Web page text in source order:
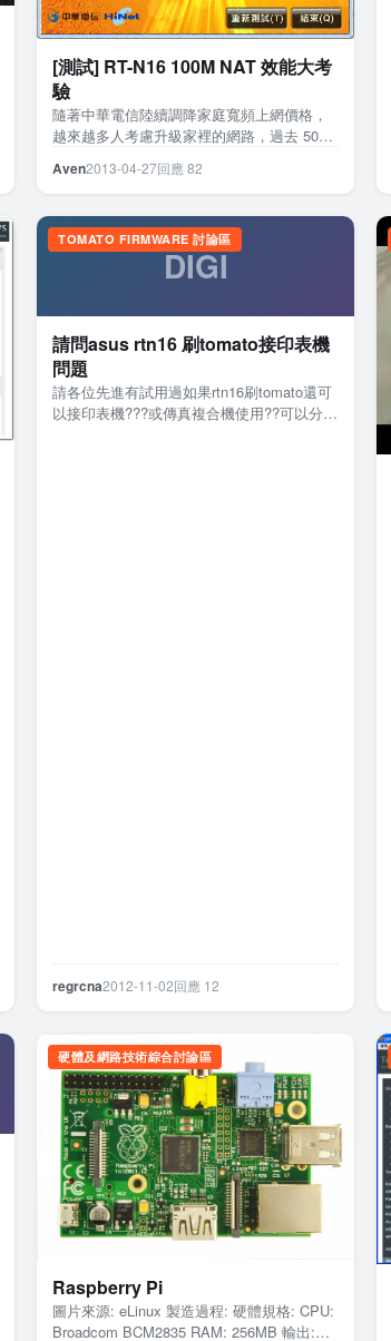
[測試] RT-N16 100M NAT 效能大考
驗
隨著中華電信陸續調降家庭寬頻上網價格，
越來越多人考慮升級家裡的網路，過去 50M
今 100M 漸漸成…
Aven2013-04-27回應 82
DIGI
TOMATO FIRMWARE 討論區
請問asus rtn16 刷tomato接印表機
問題
請各位先進有試用過如果rtn16刷tomato還可
以接印表機???或傳真複合機使用??可以分享
regrcna2012-11-02回應 12
硬體及網路技術綜合討論區
Raspberry Pi
圖片來源: eLinux 製造過程: 硬體規格: CPU:
Broadcom BCM2835 RAM: 256MB 輸出: